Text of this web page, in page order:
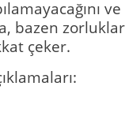
bazen
çeker.